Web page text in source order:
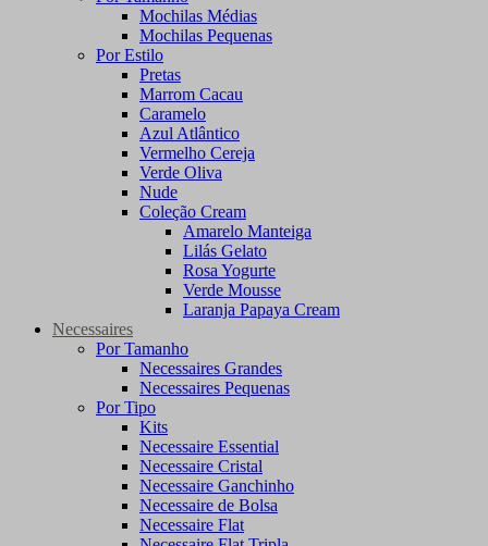
Mochilas Médias
Mochilas Pequenas
Por Estilo
Pretas
Marrom Cacau
Caramelo
Azul Atlântico
Vermelho Cereja
Verde Oliva
Nude
Coleção Cream
Amarelo Manteiga
Lilás Gelato
Rosa Yogurte
Verde Mousse
Laranja Papaya Cream
Necessaires
Por Tamanho
Necessaires Grandes
Necessaires Pequenas
Por Tipo
Kits
Necessaire Essential
Necessaire Cristal
Necessaire Ganchinho
Necessaire de Bolsa
Necessaire Flat